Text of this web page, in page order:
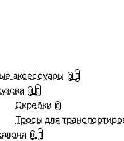
аксессуары 0
0
Скребки 0
Тросы для
0